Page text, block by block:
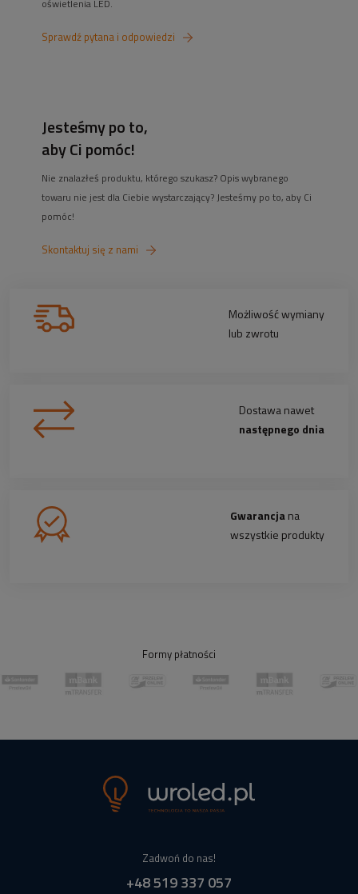
Możliwość wymiany
lub zwrotu
Dostawa nawet
następnego dnia
Gwarancjana
wszystkie produkty
oświetlenia LED.
Sprawdź pytana i odpowiedzi
Jesteśmy po to,
aby Ci pomóc!
Nie znalazłeś produktu, którego szukasz? Opis wybranego
towaru nie jest dla Ciebie wystarczający? Jesteśmy po to, aby Ci
pomóc!
Skontaktuj się z nami
Formy płatności
Zadwoń do nas!
+48 519 337 057